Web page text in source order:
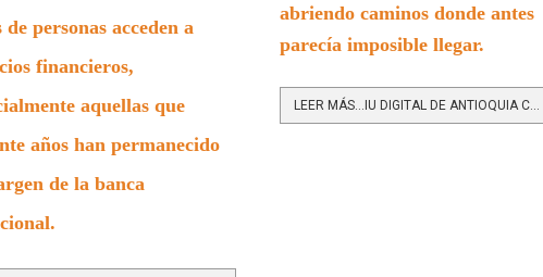
de personas acceden a
financieros,
aquellas que
años han permanecido
de la banca
abriendo caminos donde antes
parecía imposible llegar.
LEER MÁS…IU DIGITAL DE ANTIOQUIA CELEBRA 743 NUEVOS GRADUADOS Y CONFIRMA QUE LA EDUCACIÓN SÍ TRANSFORMA VIDAS